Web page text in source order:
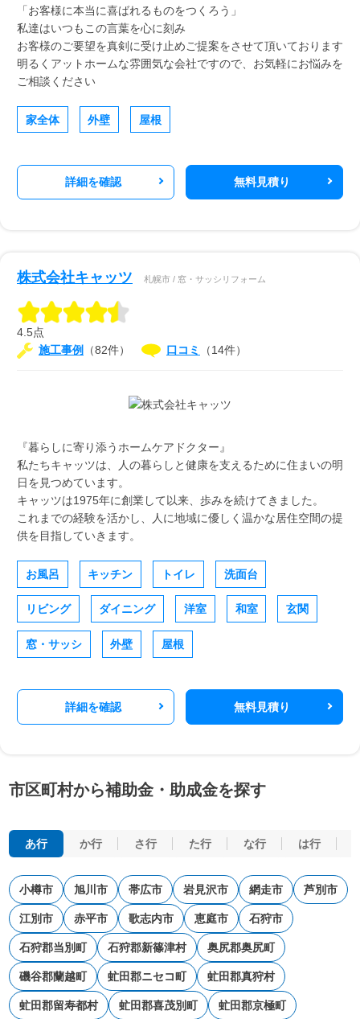
「お客様に本当に喜ばれるものをつくろう」
私達はいつもこの言葉を心に刻み
お客様のご要望を真剣に受け止めご提案をさせて頂いております
明るくアットホームな雰囲気な会社ですので、お気軽にお悩みを
ご相談ください
家全体 外壁 屋根
詳細を確認 無料見積り
株式会社キャッツ 札幌市 / 窓・サッシリフォーム
4.5点
施工事例
（82件） 口コミ （14件）
『暮らしに寄り添うホームケアドクター』
私たちキャッツは、人の暮らしと健康を支えるために住まいの明
日を見つめています。
キャッツは1975年に創業して以来、歩みを続けてきました。
これまでの経験を活かし、人に地域に優しく温かな居住空間の提
供を目指していきます。
お風呂 キッチン トイレ 洗面台
リビング ダイニング 洋室 和室 玄関
窓・サッシ 外壁 屋根
詳細を確認 無料見積り
市区町村から補助金・助成金を探す
あ行 か行 さ行 た行 な行 は行
小樽市 旭川市 帯広市 岩見沢市 網走市 芦別市
江別市 赤平市 歌志内市 恵庭市 石狩市
石狩郡当別町 石狩郡新篠津村 奥尻郡奥尻町
磯谷郡蘭越町 虻田郡ニセコ町 虻田郡真狩村
虻田郡留寿都村 虻田郡喜茂別町 虻田郡京極町